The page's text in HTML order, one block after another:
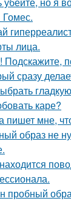
Гомес.
лица.
сразу
каре?
пишет мне,
образ не
пробный